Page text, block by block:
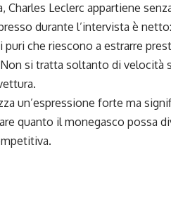
, Charles Leclerc appartiene
durante l’intervista è
puri che riescono a estrarre
si tratta soltanto di velocità
un’espressione forte ma
quanto il monegasco possa